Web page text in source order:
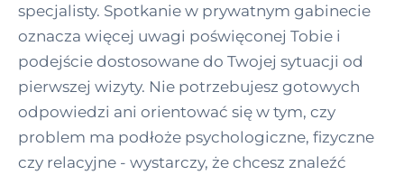
specjalisty. Spotkanie w prywatnym gabinecie
oznacza więcej uwagi poświęconej Tobie i
podejście dostosowane do Twojej sytuacji od
pierwszej wizyty. Nie potrzebujesz gotowych
odpowiedzi ani orientować się w tym, czy
problem ma podłoże psychologiczne, fizyczne
czy relacyjne - wystarczy, że chcesz znaleźć